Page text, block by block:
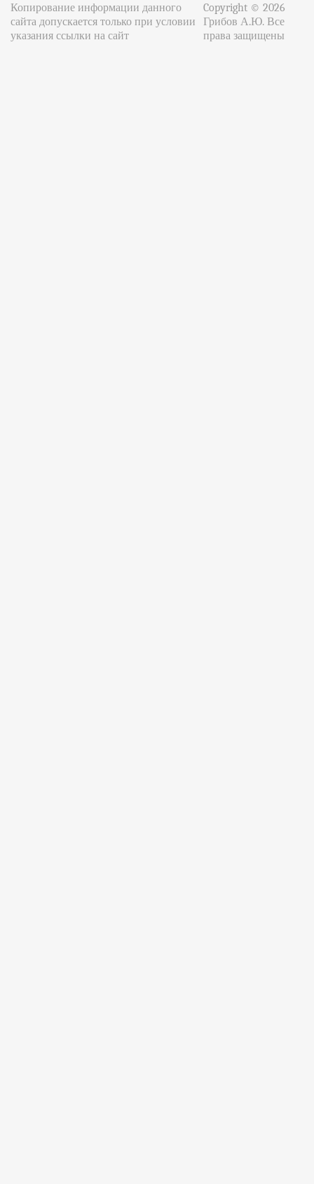
Копирование информации данного
сайта допускается только при условии
указания ссылки на сайт
Copyright © 2026
Грибов А.Ю. Все
права защищены